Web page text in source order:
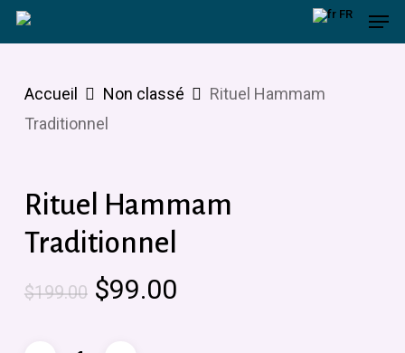
Skip
to
content
FR
Accueil Non classé
Rituel Hammam
Traditionnel
Rituel Hammam
Traditionnel
$199.00 Le
$99.00Le